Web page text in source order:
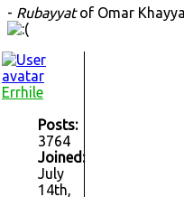
- Rubayyatof Omar
Errhile
Posts:
3764
Joined:
July
14th,